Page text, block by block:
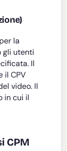
la
gli utenti
Il
il CPV
video. Il
in cui il
CPM